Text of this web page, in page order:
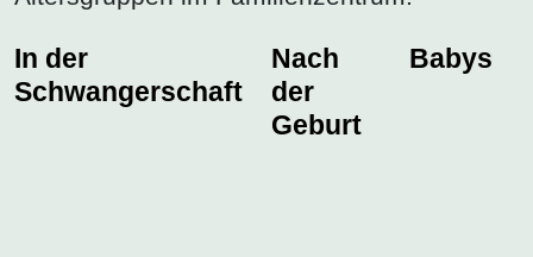
In der
Schwangerschaft
Nach
der
Geburt
Babys